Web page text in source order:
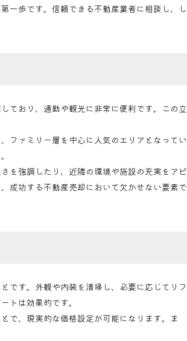
一歩です。信頼できる不動産業者に相談し、し
ており、通勤や観光に非常に便利です。この立
ファミリー層を中心に人気のエリアとなってい
を強調したり、近隣の環境や施設の充実をアピ
成功する不動産売却において欠かせない要素で
です。外観や内装を清掃し、必要に応じてリフ
トは効果的です。
で、現実的な価格設定が可能になります。ま